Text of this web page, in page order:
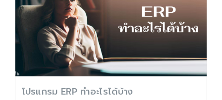
โปรแกรม ERP ทำอะไรได้บ้าง